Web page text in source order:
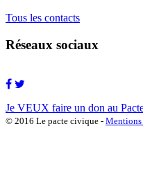
Tous les contacts
Réseaux sociaux
Je VEUX faire un don au
© 2016 Le pacte civique - Mentions